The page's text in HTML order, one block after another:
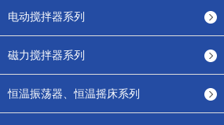
电动搅拌器系列
磁力搅拌器系列
恒温振荡器、恒温摇床系列